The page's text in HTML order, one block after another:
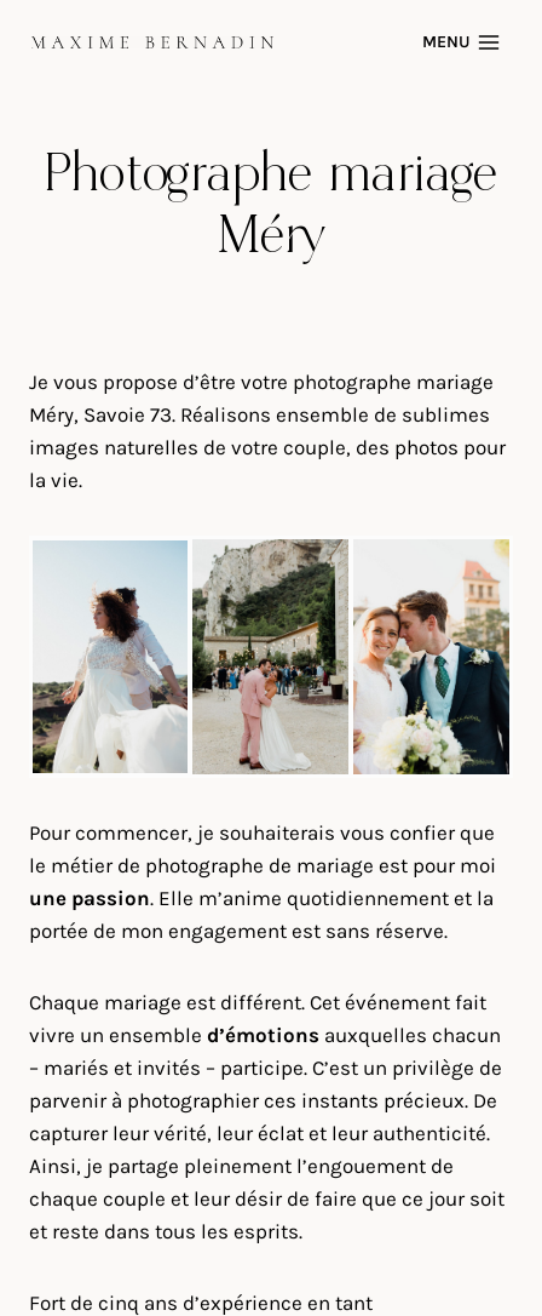
MENU
Photographe mariage
Méry
Je vous propose d’être votre photographe mariage
Méry, Savoie 73. Réalisons ensemble de sublimes
images naturelles de votre couple, des photos pour
la vie.
Pour commencer, je souhaiterais vous confier que
le métier de photographe de mariage est pour moi
une passion. Elle m’anime quotidiennement et la
portée de mon engagement est sans réserve.
Chaque mariage est différent. Cet événement fait
vivre un ensemble d’émotions auxquelles chacun
– mariés et invités – participe. C’est un privilège de
parvenir à photographier ces instants précieux. De
capturer leur vérité, leur éclat et leur authenticité.
Ainsi, je partage pleinement l’engouement de
chaque couple et leur désir de faire que ce jour soit
et reste dans tous les esprits.
Fort de cinq ans d’expérience en tant